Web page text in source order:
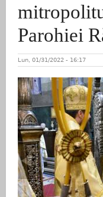
Parohiei
Lun, 01/31/2022 - 16:17